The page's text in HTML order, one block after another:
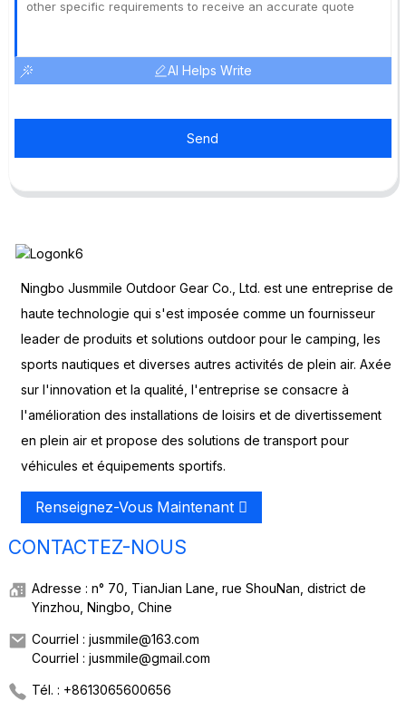
AI Helps Write
Send
Ningbo Jusmmile Outdoor Gear Co., Ltd. est une entreprise de
haute technologie qui s'est imposée comme un fournisseur
leader de produits et solutions outdoor pour le camping, les
sports nautiques et diverses autres activités de plein air. Axée
sur l'innovation et la qualité, l'entreprise se consacre à
l'amélioration des installations de loisirs et de divertissement
en plein air et propose des solutions de transport pour
véhicules et équipements sportifs.
Renseignez-Vous Maintenant
CONTACTEZ-NOUS
Adresse : n° 70, TianJian Lane, rue ShouNan, district de
Yinzhou, Ningbo, Chine
Courriel : jusmmile@163.com
Courriel : jusmmile@gmail.com
Tél. : +8613065600656